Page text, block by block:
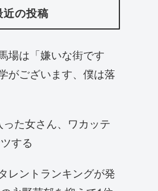
近の投稿
場は「嫌いな街です
がございます、僕は落
た女さん、ワカッテ
する
レントランキングが発